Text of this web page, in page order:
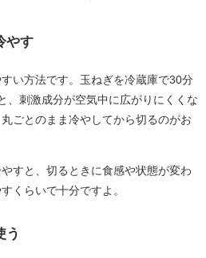
やす
い方法です。玉ねぎを冷蔵庫で30分
、刺激成分が空気中に広がりにくくな
ごとのまま冷やしてから切るのがお
すと、切るときに食感や状態が変わ
くらいで十分ですよ。
う